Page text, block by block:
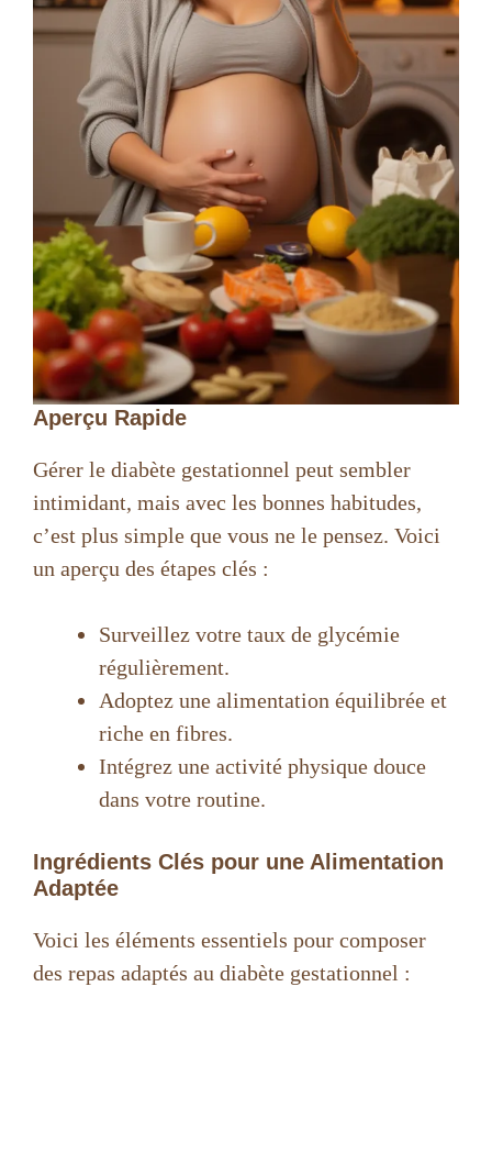
Aperçu Rapide
Gérer le diabète gestationnel peut sembler
intimidant, mais avec les bonnes habitudes,
c’est plus simple que vous ne le pensez. Voici
un aperçu des étapes clés :
Surveillez votre taux de glycémie
régulièrement.
Adoptez une alimentation équilibrée et
riche en fibres.
Intégrez une activité physique douce
dans votre routine.
Ingrédients Clés pour une Alimentation
Adaptée
Voici les éléments essentiels pour composer
des repas adaptés au diabète gestationnel :